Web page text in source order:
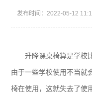
发布时间：2022-05-12
升降课桌椅算是学校
由于一些学校使用不当就
椅在使用，这就失去了使